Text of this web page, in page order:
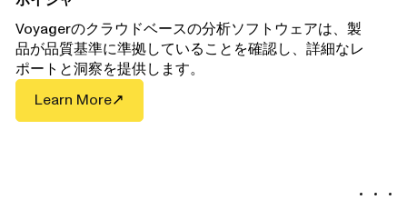
Voyagerのクラウドベースの分析ソフトウェアは、製
品が品質基準に準拠していることを確認し、詳細なレ
ポートと洞察を提供します。
Learn More